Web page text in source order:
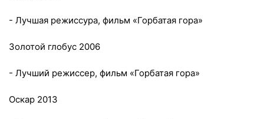
- Лучшая режиссура, фильм «Горбатая гора»
Золотой глобус 2006
- Лучший режиссер, фильм «Горбатая гора»
Оскар 2013